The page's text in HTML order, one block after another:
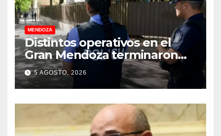
MENDOZA
Distintos operativos en el
Gran Mendoza terminaron
con cuatro delincuentes
detenidos
5 AGOSTO, 2026